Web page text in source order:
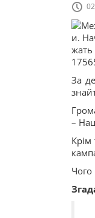
За
–
Крім
Чого